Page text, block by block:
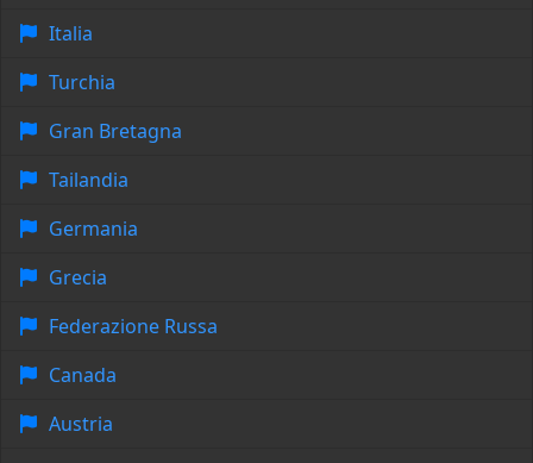
Italia
Turchia
Gran Bretagna
Tailandia
Germania
Grecia
Federazione Russa
Canada
Austria